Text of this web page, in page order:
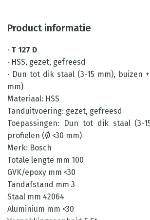
Product informatie
· T 127 D
· HSS, gezet, gefreesd
· Dun tot dik staal (3-15 mm), buizen
mm)
Materiaal: HSS
Tanduitvoering: gezet, gefreesd
Toepassingen: Dun tot dik staal (3-
profielen (Ø <30 mm)
Merk: Bosch
Totale lengte mm 100
GVK/epoxy mm <30
Tandafstand mm 3
Staal mm 42064
Aluminium mm <30